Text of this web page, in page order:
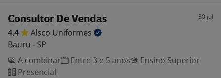
Consultor De Vendas 30 jul
4,4 Alsco Uniformes
Bauru - SP
A combinar
Entre 3 e 5 anos
Ensino Superior
Presencial